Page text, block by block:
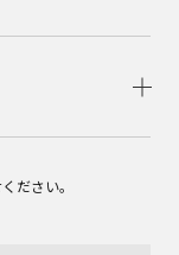
ださい。